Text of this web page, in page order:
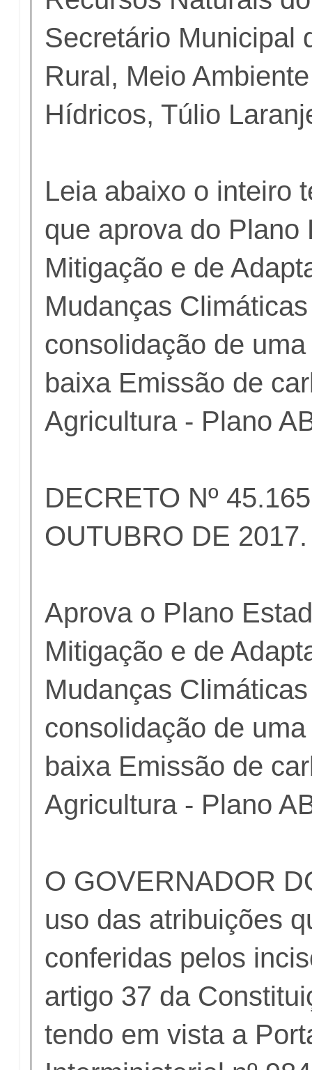
Secretário Municipal
Rural, Meio
Hídricos, Túlio
Leia abaixo o inteiro
que aprova do Plano
Mitigação e de
Mudanças
consolidação de
baixa Emissão de
Agricultura - Plano
DECRETO Nº
OUTUBRO DE 2017.
Aprova o Plano
Mitigação e de
Mudanças
consolidação de
baixa Emissão de
Agricultura - Plano
O GOVERNADOR
uso das atribuições
conferidas pelos
artigo 37 da
tendo em vista a